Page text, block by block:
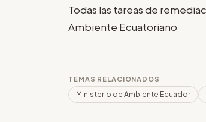
Todas las tareas de
Ambiente Ecuatoriano
TEMAS RELACIONADOS
Ministerio de Ambiente Ecuador